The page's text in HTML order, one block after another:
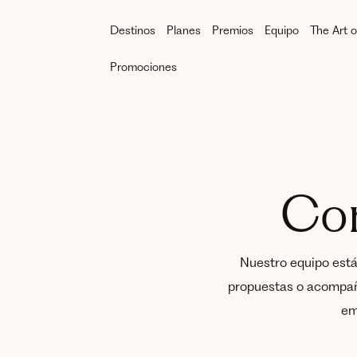
Destinos Planes Premios Equipo The Art
Promociones
Nuestro equipo
propuestas o